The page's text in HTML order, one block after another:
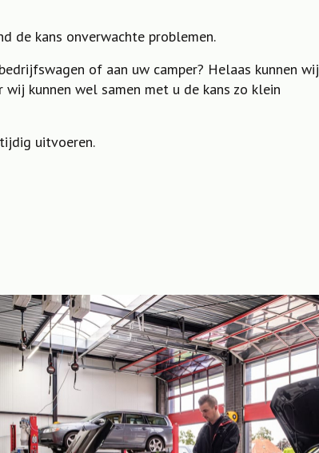
de kans onverwachte problemen.
of aan uw camper? Helaas kunnen wij
kunnen wel samen met u de kans zo klein
uitvoeren.